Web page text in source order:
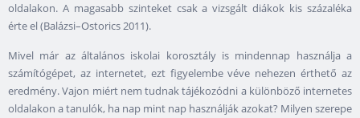
oldalakon. A magasabb szinteket csak a vizsgált diákok kis százaléka
érte el (Balázsi–Ostorics 2011).
Mivel már az általános iskolai korosztály is mindennap használja a
számítógépet, az internetet, ezt figyelembe véve nehezen érthető az
eredmény. Vajon miért nem tudnak tájékozódni a különböző internetes
oldalakon a tanulók, ha nap mint nap használják azokat? Milyen szerepe